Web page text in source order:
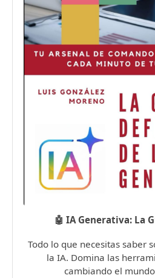
🤖 IA Generativa: La
Todo lo que necesitas saber
la IA. Domina las
cambiando el